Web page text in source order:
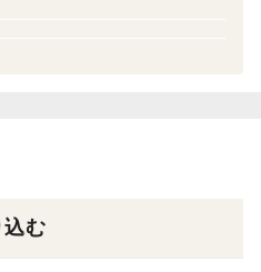
以深の深海に分布す
込む